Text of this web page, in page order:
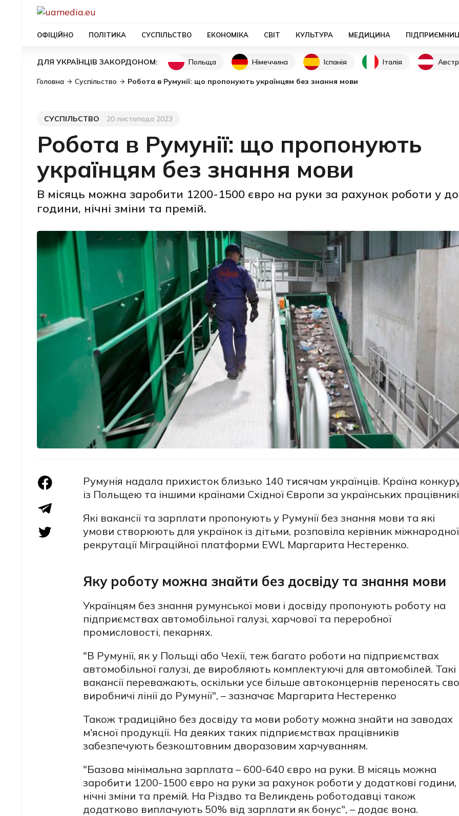
ОФІЦІЙНО ПОЛІТИКА СУСПІЛЬСТВО ЕКОНОМІКА СВІТ КУЛЬТУРА МЕДИЦИНА
ДЛЯ УКРАЇНЦІВ ЗАКОРДОНОМ: Польща Німеччина Іспанія Італія
Головна Суспільство Робота в Румунії: що пропонують українцям без знання мови
Категорія
СУСПІЛЬСТВО
Дата публікації20 листопада 2023
Робота в Румунії: що пропонують
українцям без знання мови
В місяць можна заробити 1200-1500 євро на руки за рахунок роботи у
години, нічні зміни та премій.
Румунія надала прихисток близько 140 тисячам українців. Країна
із Польщею та іншими країнами Східної Європи за українських
Які вакансії та зарплати пропонують у Румунії без знання мови та які
умови створюють для українок із дітьми, розповіла керівник міжнародної
рекрутації Міграційної платформи EWL Маргарита Нестеренко.
Яку роботу можна знайти без досвіду та знання мови
Українцям без знання румунської мови і досвіду пропонують роботу на
підприємствах автомобільної галузі, харчової та переробної
промисловості, пекарнях.
"В Румунії, як у Польщі або Чехії, теж багато роботи на підприємствах
автомобільної галузі, де виробляють комплектуючі для автомобілей. Такі
вакансії переважають, оскільки усе більше автоконцернів переносять
виробничі лінії до Румунії", – зазначає Маргарита Нестеренко
Також традиційно без досвіду та мови роботу можна знайти на заводах
м'ясної продукції. На деяких таких підприємствах працівників
забезпечують безкоштовним дворазовим харчуванням.
"Базова мінімальна зарплата – 600-640 євро на руки. В місяць можна
заробити 1200-1500 євро на руки за рахунок роботи у додаткові години,
нічні зміни та премій. На Різдво та Великдень роботодавці також
додатково виплачують 50% від зарплати як бонус", – додає вона.